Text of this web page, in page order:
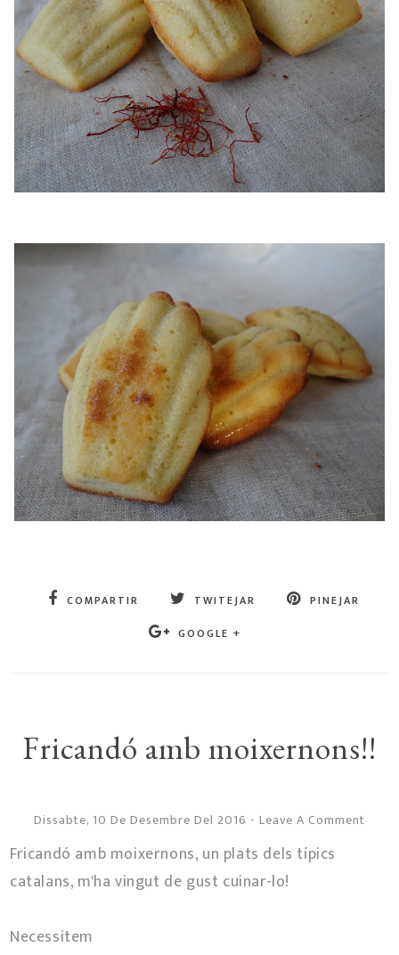
COMPARTIR TWITEJAR
PINEJAR
GOOGLE +
Fricandó amb moixernons!!
Dissabte, 10 De Desembre Del 2016 - Leave A Comment
Fricandó amb moixernons, un plats dels típics
catalans, m'ha vingut de gust cuinar-lo!
Necessitem